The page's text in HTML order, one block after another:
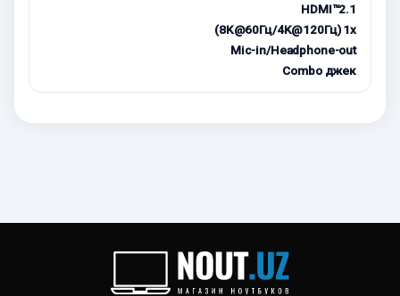
HDMI™2.1
(8K@60Гц/4K@120Гц) 1x
Mic-in/Headphone-out
Combo джек